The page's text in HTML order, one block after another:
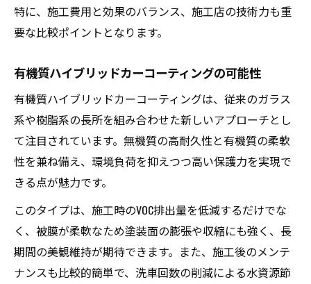
特に、施工費用と効果のバランス、施工店の技術力も重
要な比較ポイントとなります。
有機質ハイブリッドカーコーティングの可能性
有機質ハイブリッドカーコーティングは、従来のガラス
系や樹脂系の長所を組み合わせた新しいアプローチとし
て注目されています。無機質の高耐久性と有機質の柔軟
性を兼ね備え、環境負荷を抑えつつ高い保護力を実現で
きる点が魅力です。
このタイプは、施工時のVOC排出量を低減するだけでな
く、被膜が柔軟なため塗装面の膨張や収縮にも強く、長
期間の美観維持が期待できます。また、施工後のメンテ
ナンスも比較的簡単で、洗車回数の削減による水資源節